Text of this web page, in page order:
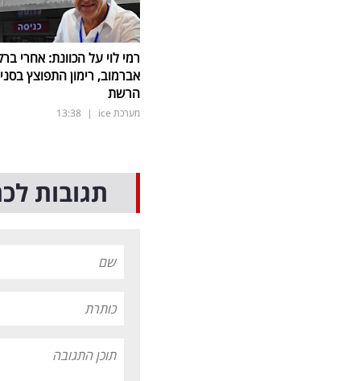
רמי לוי על הכוונת: אחרי
אברמוב, רימון התפוצץ
הרשת
מערכת ice |
13:38
תגובות